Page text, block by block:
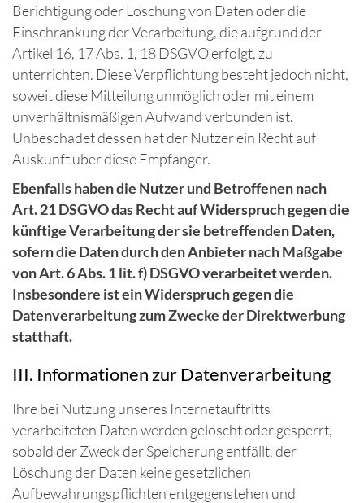
Berichtigung oder Löschung von Daten oder die
Einschränkung der Verarbeitung, die aufgrund der
Artikel 16, 17 Abs. 1, 18 DSGVO erfolgt, zu
unterrichten. Diese Verpflichtung besteht jedoch nicht,
soweit diese Mitteilung unmöglich oder mit einem
unverhältnismäßigen Aufwand verbunden ist.
Unbeschadet dessen hat der Nutzer ein Recht auf
Auskunft über diese Empfänger.
Ebenfalls haben die Nutzer und Betroffenen nach
Art. 21 DSGVO das Recht auf Widerspruch gegen die
künftige Verarbeitung der sie betreffenden Daten,
sofern die Daten durch den Anbieter nach Maßgabe
von Art. 6 Abs. 1 lit. f) DSGVO verarbeitet werden.
Insbesondere ist ein Widerspruch gegen die
Datenverarbeitung zum Zwecke der Direktwerbung
statthaft.
III. Informationen zur Datenverarbeitung
Ihre bei Nutzung unseres Internetauftritts
verarbeiteten Daten werden gelöscht oder gesperrt,
sobald der Zweck der Speicherung entfällt, der
Löschung der Daten keine gesetzlichen
Aufbewahrungspflichten entgegenstehen und